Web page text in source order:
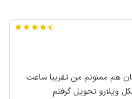
هم ممنونم من تقریبا ساعت